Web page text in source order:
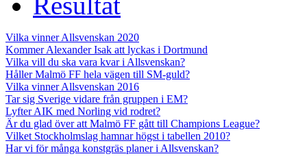
Vilka vinner Allsvenskan 2020
Kommer Alexander Isak att lyckas i Dortmund
Vilka vill du ska vara kvar i Allsvenskan?
Håller Malmö FF hela vägen till SM-guld?
Vilka vinner Allsvenskan 2016
Tar sig Sverige vidare från gruppen i EM?
Lyfter AIK med Norling vid rodret?
Är du glad över att Malmö FF gått till Champions League?
Vilket Stockholmslag hamnar högst i tabellen 2010?
Har vi för många konstgräs planer i Allsvenskan?